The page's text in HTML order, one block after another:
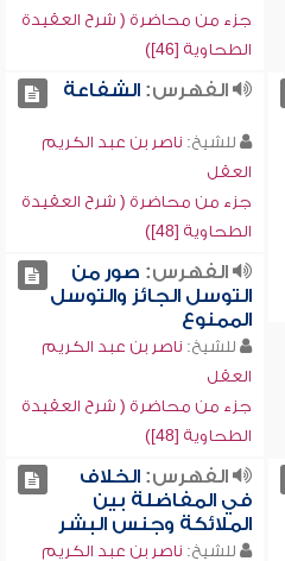
جزء من محاضرة ( شرح العقيدة
الطحاوية [46])
الفهرس:الشفاعة
للشيخ: ناصر بن عبد الكريم
العقل
جزء من محاضرة ( شرح العقيدة
الطحاوية [48])
الفهرس: صور من
التوسل الجائز والتوسل
الممنوع
للشيخ: ناصر بن عبد الكريم
العقل
جزء من محاضرة ( شرح العقيدة
الطحاوية [48])
الفهرس:الخلاف
في المفاضلة بين
الملائكة وجنس البشر
للشيخ: ناصر بن عبد الكريم